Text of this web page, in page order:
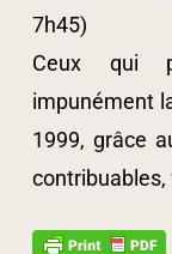
7h45)
Ceux qui
impunément
1999, grâce
contribuables,